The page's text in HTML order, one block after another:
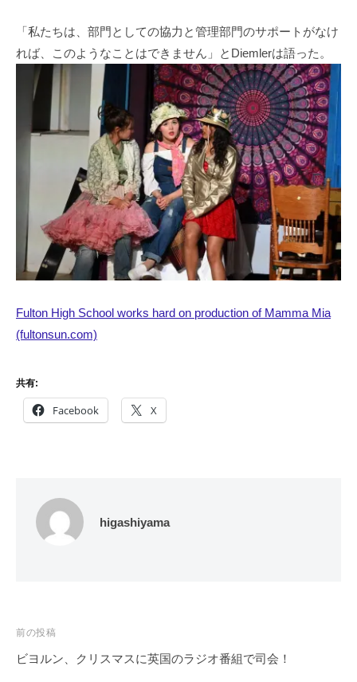
「私たちは、部門としての協力と管理部門のサポートがなけ
れば、このようなことはできません」とDiemlerは語った。
Fulton High School works hard on production of Mamma Mia
(fultonsun.com)
共有:
Facebook X
higashiyama
投
稿
前の投稿
ビヨルン、クリスマスに英国のラジオ番組で司会！